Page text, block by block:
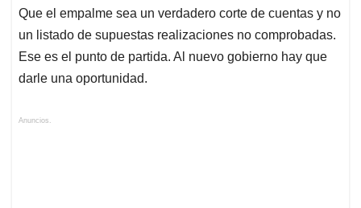
Que el empalme sea un verdadero corte de cuentas y no
un listado de supuestas realizaciones no comprobadas.
Ese es el punto de partida. Al nuevo gobierno hay que
darle una oportunidad.
Anuncios.